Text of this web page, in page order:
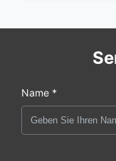
Name *